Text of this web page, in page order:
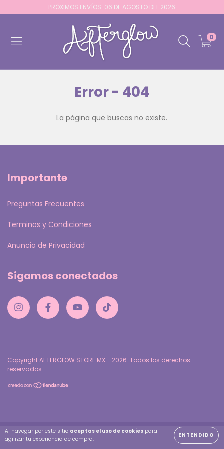
PRÓXIMOS ENVÍOS: 06 DE AGOSTO DEL 2026
0
Al navegar por este sitio aceptas el uso de cookies para
agilizar tu experiencia de compra.
ENTENDIDO
Error - 404
La página que buscas no existe.
Importante
Preguntas Frecuentes
Terminos y Condiciones
Anuncio de Privacidad
Sigamos conectados
Copyright AFTERGLOW STORE MX - 2026. Todos los derechos
reservados.